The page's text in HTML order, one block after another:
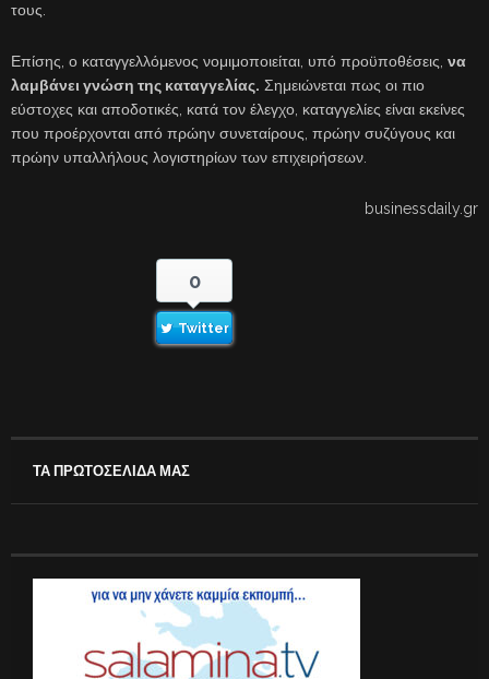
τους.
Επίσης, ο καταγγελλόμενος νομιμοποιείται, υπό προϋποθέσεις, να
λαμβάνει γνώση της καταγγελίας. Σημειώνεται πως οι πιο
εύστοχες και αποδοτικές, κατά τον έλεγχο, καταγγελίες είναι εκείνες
που προέρχονται από πρώην συνεταίρους, πρώην συζύγους και
πρώην υπαλλήλους λογιστηρίων των επιχειρήσεων.
businessdaily.gr
0
Twitter
ΤΑ ΠΡΩΤΟΣΕΛΙΔΑ ΜΑΣ